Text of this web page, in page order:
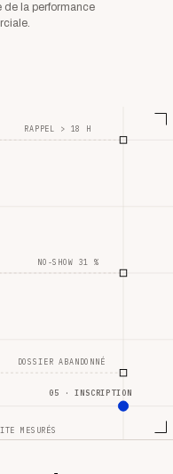
de la performance
05 · INSCRIPTION
RAPPEL > 18 H
NO-SHOW 31 %
DOSSIER ABANDONNÉ
MESURÉS